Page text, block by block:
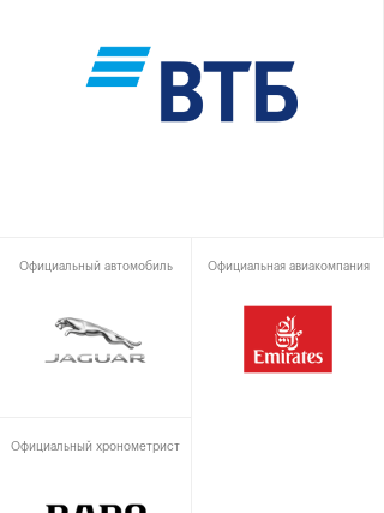
Официальный автомобиль Официальная авиакомпания
Официальный хронометрист